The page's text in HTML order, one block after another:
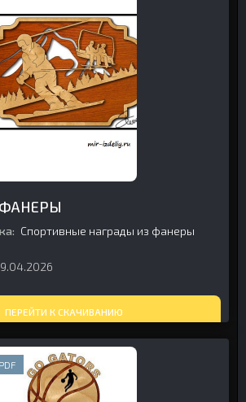
Спортивные награды из фанеры
ПЕРЕЙТИ К СКАЧИВАНИЮ
PDF